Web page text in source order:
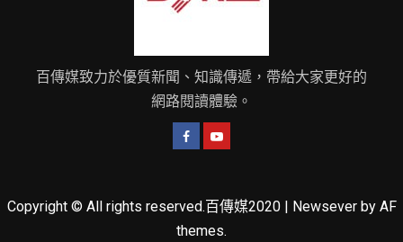
百傳媒致力於優質新聞、知識傳遞，帶給大家更好的
網路閱讀體驗。
Copyright © All rights reserved.百傳媒2020 | Newseverby AF
themes.